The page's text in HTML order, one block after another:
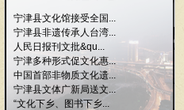
宁津县文化馆接受全国...
宁津县非遗传承人台湾...
人民日报刊文批&qu...
宁津多种形式促文化惠...
中国首部非物质文化遗...
宁津县文体广新局送文...
“文化下乡、图书下乡...